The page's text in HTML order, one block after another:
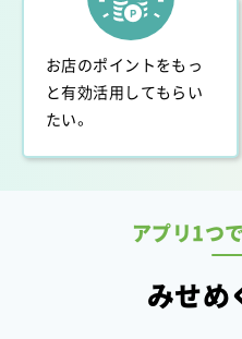
ー様のサービスがスタートし
女性専用24時間ジム
原町店様のサービスがスタ
2025.12
RAVRE eyelash salon様の
猫suncafe様のサービスがス
和牛ステーキ 炉路ROJI様の
お店のポイントをもっ
と有効活用してもらい
たい。
アプリ1つ
みせめ